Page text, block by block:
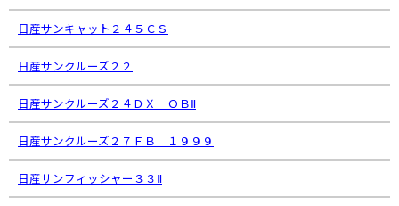
日産サンキャット２４５ＣＳ
日産サンクルーズ２２
日産サンクルーズ２４ＤＸ ＯＢⅡ
日産サンクルーズ２７ＦＢ １９９９
日産サンフィッシャー３３Ⅱ